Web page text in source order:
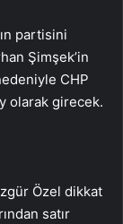
partisini
Şimşek’in
CHP
olarak girecek.
Özel dikkat
satır